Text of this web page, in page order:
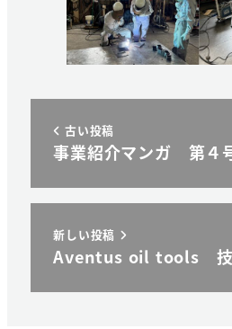
古い投稿
事業紹介マンガ 第４
新しい投稿
Aventus oil tools 技